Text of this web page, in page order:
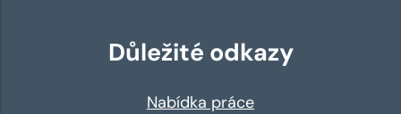
Důležité odkazy
Nabídka práce